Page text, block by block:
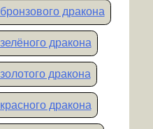
дракона
дракона
дракона
дракона